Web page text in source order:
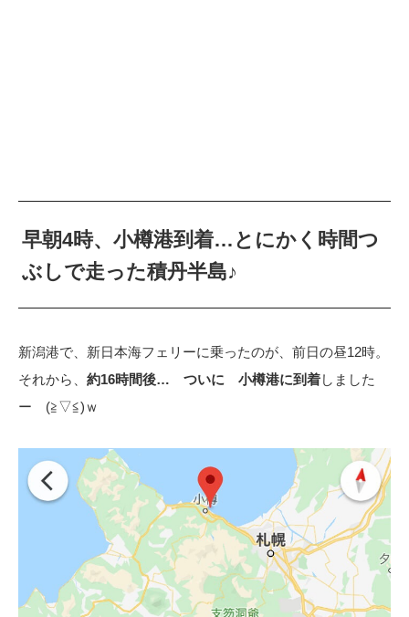
早朝4時、小樽港到着…とにかく時間つ
ぶしで走った積丹半島♪
新潟港で、新日本海フェリーに乗ったのが、前日の昼12時。
それから、 約16時間後… ついに 小樽港に到着しました
ー (≧▽≦)ｗ